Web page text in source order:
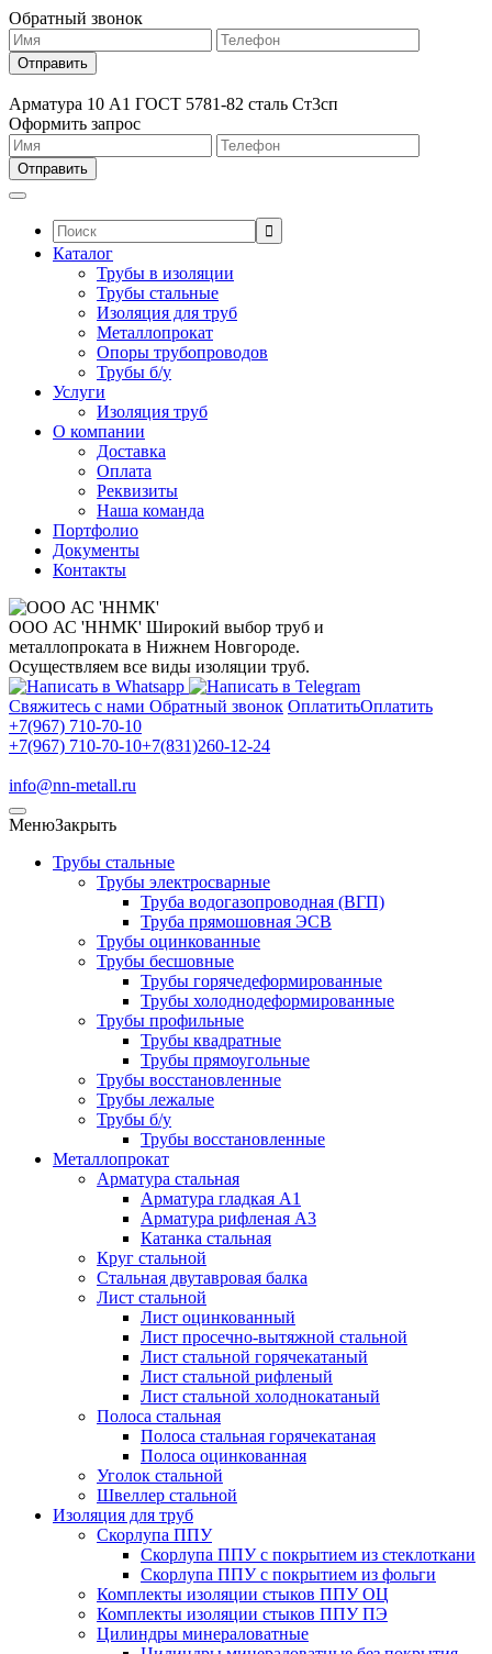
Обратный звонок
Арматура 10 А1 ГОСТ 5781-82 сталь Ст3сп
Оформить запрос
Поиск:
Каталог
Трубы в изоляции
Трубы стальные
Изоляция для труб
Металлопрокат
Опоры трубопроводов
Трубы б/у
Услуги
Изоляция труб
О компании
Доставка
Оплата
Реквизиты
Наша команда
Портфолио
Документы
Контакты
ООО АС 'ННМК' Широкий выбор труб и
металлопроката в Нижнем Новгороде.
Осуществляем все виды изоляции труб.
Свяжитесь с нами Обратный звонок ОплатитьОплатить
+7(967) 710-70-10
+7(967) 710-70-10+7(831)260-12-24
info@nn-metall.ru
МенюЗакрыть
Трубы стальные
Трубы электросварные
Труба водогазопроводная (ВГП)
Труба прямошовная ЭСВ
Трубы оцинкованные
Трубы бесшовные
Трубы горячедеформированные
Трубы холоднодеформированные
Трубы профильные
Трубы квадратные
Трубы прямоугольные
Трубы восстановленные
Трубы лежалые
Трубы б/у
Трубы восстановленные
Металлопрокат
Арматура стальная
Арматура гладкая А1
Арматура рифленая А3
Катанка стальная
Круг стальной
Стальная двутавровая балка
Лист стальной
Лист оцинкованный
Лист просечно-вытяжной стальной
Лист стальной горячекатаный
Лист стальной рифленый
Лист стальной холоднокатаный
Полоса стальная
Полоса стальная горячекатаная
Полоса оцинкованная
Уголок стальной
Швеллер стальной
Изоляция для труб
Скорлупа ППУ
Скорлупа ППУ с покрытием из стеклоткани
Скорлупа ППУ с покрытием из фольги
Комплекты изоляции стыков ППУ ОЦ
Комплекты изоляции стыков ППУ ПЭ
Цилиндры минераловатные